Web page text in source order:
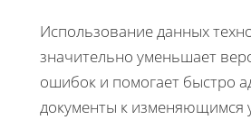
Использование данных
значительно уменьшает
ошибок и помогает быстро
документы к изменяющимся